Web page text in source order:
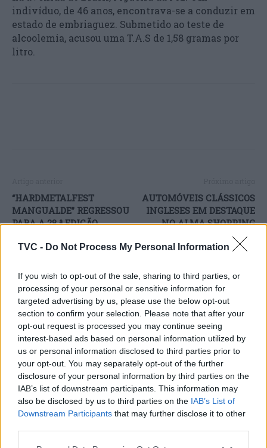
TVC - Do Not Process My Personal Information
If you wish to opt-out of the sale, sharing to third parties, or
processing of your personal or sensitive information for
targeted advertising by us, please use the below opt-out
section to confirm your selection. Please note that after your
opt-out request is processed you may continue seeing
interest-based ads based on personal information utilized by
us or personal information disclosed to third parties prior to
your opt-out. You may separately opt-out of the further
disclosure of your personal information by third parties on the
IAB’s list of downstream participants. This information may
also be disclosed by us to third parties on the IAB’s List of
Downstream Participants that may further disclose it to other
indivíduo, de 46 anos, encontrava-se a conduzir em
estado de embriaguez. Submetido ao teste de
alcoolemia, acusou uma T.A.S de 1,58 gramas por
litro.
“HARDMETALFEST
MANGUALDE” REGRESSOU
PARA A 28.ª EDIÇÃO
AUTOMÓVEIS CLÁSSICOS
INGLESES EM DESTAQUE
NO ALMA SHOPPING
ARTIGOS RELACIONADOSMAIS DO AUTOR
Capacita Jovem de Poiares aproxima
jovens ao mundo do trabalho